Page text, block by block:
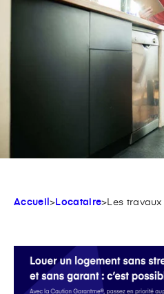
Accueil>Locataire>Les